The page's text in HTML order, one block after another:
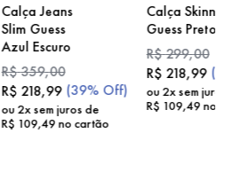
Calça Jeans
Slim Guess
Azul Escuro
R$359,00
R$ 218,99 (39% Off)
ou2x sem juros de
R$ 109,49no cartão
Calça Skinny
Guess Preto
R$299,00
R$ 218,99 (
ou 2x sem juros
R$ 109,49no